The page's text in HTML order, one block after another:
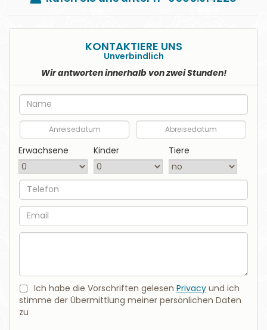
KONTAKTIERE UNS
Unverbindlich
Wir antworten innerhalb von zwei Stunden!
Nome
Anreisedatum
Abreisedatum
Erwachsene
Kinder Tiere
Telefon
EMail
Nachricht
Ich habe die Vorschriften gelesen Privacy und ich
stimme der Übermittlung meiner persönlichen Daten
zu